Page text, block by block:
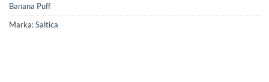
Banana Puff
Marka:Saltica